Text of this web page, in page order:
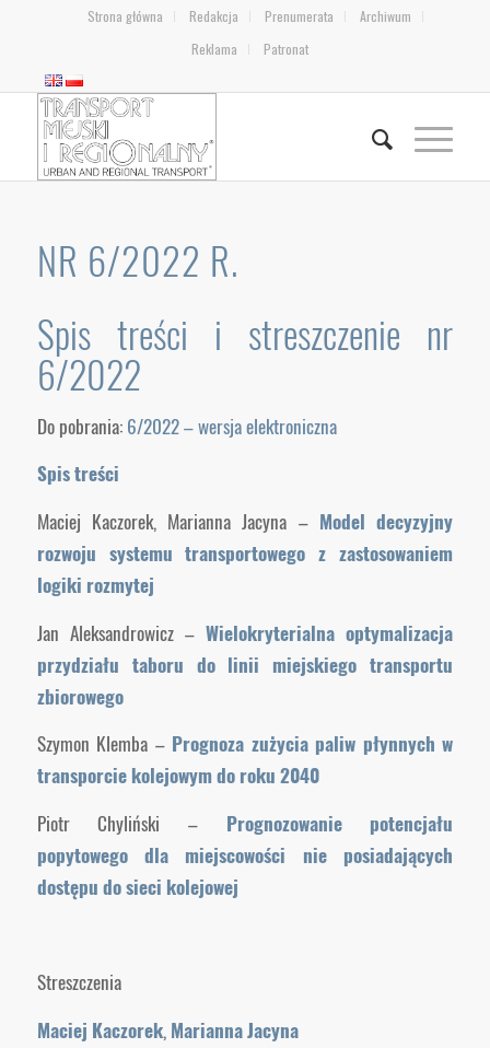
Strona główna Redakcja Prenumerata
Archiwum
Reklama
Patronat
NR 6/2022 R.
Spis treści i streszczenie nr
6/2022
Do pobrania:6/2022 – wersja elektroniczna
Spis treści
Maciej Kaczorek, Marianna Jacyna – Model decyzyjny
rozwoju systemu transportowego z zastosowaniem
logiki rozmytej
Jan Aleksandrowicz –Wielokryterialna optymalizacja
przydziału taboru do linii miejskiego transportu
zbiorowego
Szymon Klemba – Prognoza zużycia paliw płynnych w
transporcie kolejowym do roku 2040
Piotr Chyliński – Prognozowanie potencjału
popytowego dla miejscowości nie posiadających
dostępu do sieci kolejowej
Streszczenia
Maciej Kaczorek,Marianna Jacyna